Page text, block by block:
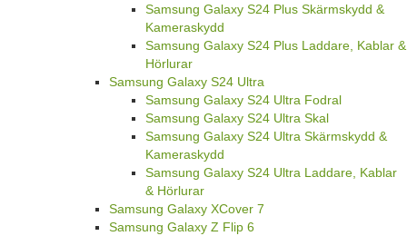
Samsung Galaxy S24 Plus Skärmskydd &
Kameraskydd
Samsung Galaxy S24 Plus Laddare, Kablar &
Hörlurar
Samsung Galaxy S24 Ultra
Samsung Galaxy S24 Ultra Fodral
Samsung Galaxy S24 Ultra Skal
Samsung Galaxy S24 Ultra Skärmskydd &
Kameraskydd
Samsung Galaxy S24 Ultra Laddare, Kablar
& Hörlurar
Samsung Galaxy XCover 7
Samsung Galaxy Z Flip 6